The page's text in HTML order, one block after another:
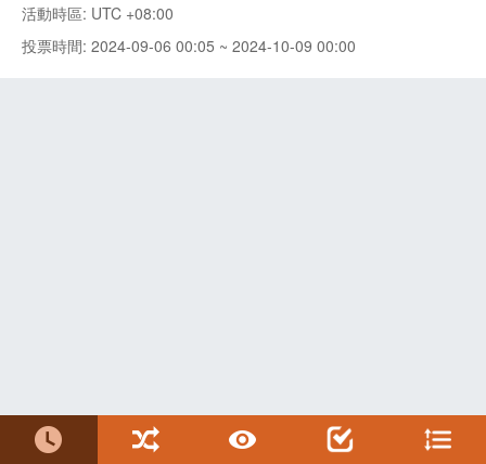
活動時區: UTC +08:00
投票時間: 2024-09-06 00:05 ~ 2024-10-09 00:00